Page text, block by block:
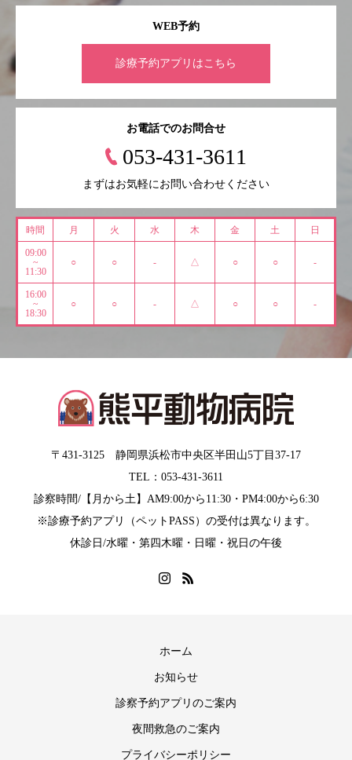
WEB予約
診療予約アプリはこちら
お電話でのお問合せ
053-431-3611
まずはお気軽にお問い合わせください
時間 月 火 水 木 金 土 日
09:00
~
11:30
○ ○ - △ ○ ○ -
16:00
~
18:30
○ ○ - △ ○ ○ -
〒431-3125 静岡県浜松市中央区半田山5丁目37-17
TEL：053-431-3611
診察時間/【月から土】AM9:00から11:30・PM4:00から6:30
※診療予約アプリ（ペットPASS）の受付は異なります。
休診日/水曜・第四木曜・日曜・祝日の午後
ホーム
お知らせ
診察予約アプリのご案内
夜間救急のご案内
プライバシーポリシー